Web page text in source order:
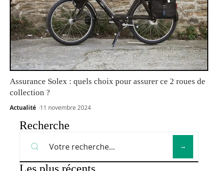
Assurance Solex : quels choix pour assurer ce 2 roues de
collection ?
Actualité 11 novembre 2024
Recherche
Les plus récents